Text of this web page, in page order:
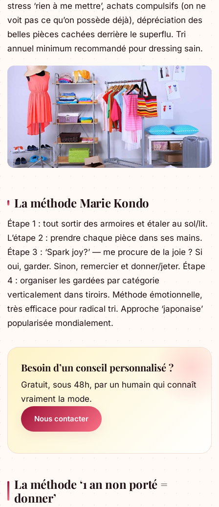
stress ‘rien à me mettre’, achats compulsifs (on ne
voit pas ce qu’on possède déjà), dépréciation des
belles pièces cachées derrière le superflu. Tri
annuel minimum recommandé pour dressing sain.
La méthode Marie Kondo
Étape 1 : tout sortir des armoires et étaler au sol/lit.
L’étape 2 : prendre chaque pièce dans ses mains.
Étape 3 : ‘Spark joy?’ — me procure de la joie ? Si
oui, garder. Sinon, remercier et donner/jeter. Étape
4 : organiser les gardées par catégorie
verticalement dans tiroirs. Méthode émotionnelle,
très efficace pour radical tri. Approche ‘japonaise’
popularisée mondialement.
Besoin d’un conseil personnalisé ?
Gratuit, sous 48h, par un humain qui connaît
vraiment la mode.
Nous contacter
La méthode ‘1 an non porté =
donner’